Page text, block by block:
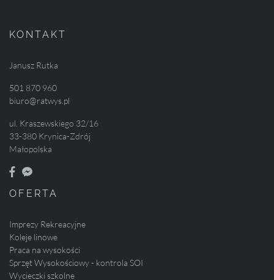
KONTAKT
Janusz Rutka
501 870 960
biuro@ratwys.pl
ul. Kraszewskiego 32/16
33-380 Krynica-Zdrój
Małopolska
OFERTA
Imprezy Rekreacyjne
Koleje linowe
Praca na wysokości
Sprzęt Wysokościowy - kontrola SOI
Wycieczki szkolne